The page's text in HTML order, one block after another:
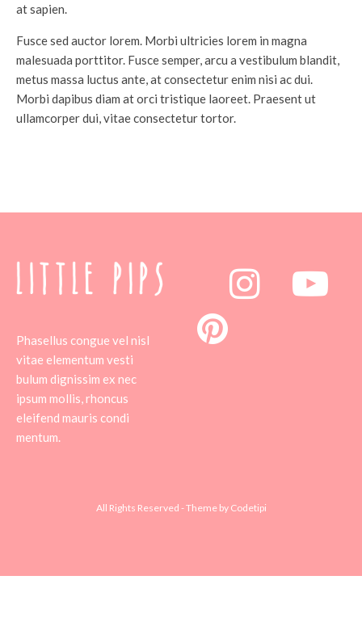
at sapien.
Fusce sed auctor lorem. Morbi ultricies lorem in magna
malesuada porttitor. Fusce semper, arcu a vestibulum blandit,
metus massa luctus ante, at consectetur enim nisi ac dui.
Morbi dapibus diam at orci tristique laoreet. Praesent ut
ullamcorper dui, vitae consectetur tortor.
Phasellus congue vel nisl
vitae elementum vesti
bulum dignissim ex nec
ipsum mollis, rhoncus
eleifend mauris condi
mentum.
All Rights Reserved - Theme by Codetipi